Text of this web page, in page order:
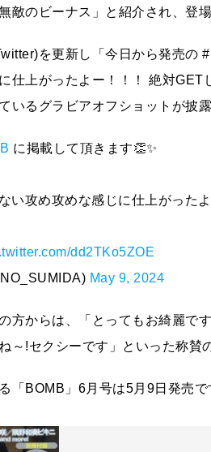
敵のビーナス」と紹介され、登
を更新し「今日から発売の
仕上がったよー！！！ 絶対
いるグラビアオフショットが披
に掲載して頂きます👏✨
い攻め攻めな感じに仕上がった
dd2TKo5ZOE
May 9, 2024
方からは、「とってもお綺麗で
～!セクシーです」といった称賛
「BOMB」6月号は5月9日発売で